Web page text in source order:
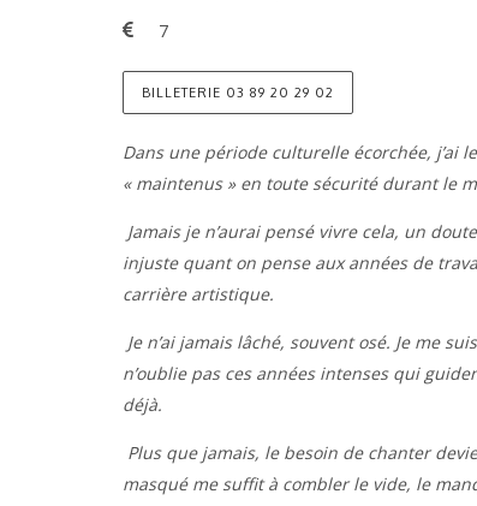
7
BILLETERIE 03 89 20 29 02
Dans une période culturelle écorchée, j’ai
« maintenus » en toute sécurité durant le
Jamais je n’aurai pensé vivre cela, un
injuste quant on pense aux années de
carrière artistique.
Je n’ai jamais lâché, souvent osé. Je me
n’oublie pas ces années intenses qui
déjà.
Plus que jamais, le besoin de chanter
masqué me suffit à combler le vide, le